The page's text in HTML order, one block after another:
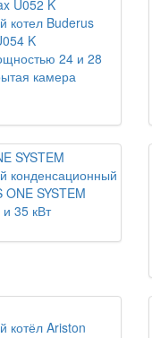
котел Buderus
K
24 и 28
камера
конденсационный
ONE SYSTEM
35 кВт
котёл Ariston